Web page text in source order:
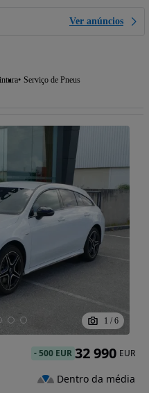
Ver anúncios
Serviço de Pneus
1 / 6
-500 EUR 32 990 EUR
Dentro da média